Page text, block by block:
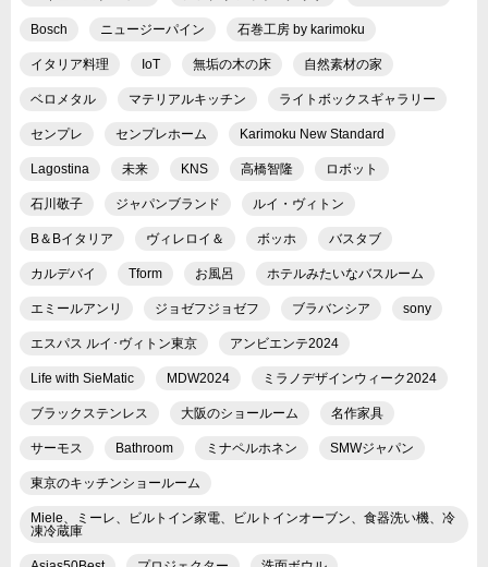
Bosch ニュージーパイン 石巻工房 by karimoku
イタリア料理 IoT 無垢の木の床 自然素材の家
ベロメタル マテリアルキッチン ライトボックスギャラリー
センプレ センプレホーム Karimoku New Standard
Lagostina 未来 KNS 高橋智隆 ロボット
石川敬子 ジャパンブランド ルイ・ヴィトン
B＆Bイタリア ヴィレロイ＆ ボッホ バスタブ
カルデバイ Tform お風呂 ホテルみたいなバスルーム
エミールアンリ ジョゼフジョゼフ ブラバンシア sony
エスパス ルイ･ヴィトン東京 アンビエンテ2024
Life with SieMatic MDW2024 ミラノデザインウィーク2024
ブラックステンレス 大阪のショールーム 名作家具
サーモス Bathroom ミナペルホネン SMWジャパン
東京のキッチンショールーム
Miele、ミーレ、ビルトイン家電、ビルトインオーブン、食器洗い機、冷
凍冷蔵庫